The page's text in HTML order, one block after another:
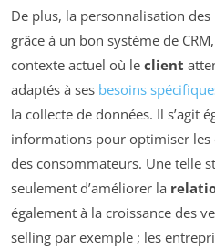
De plus, la personnalisation
grâce à un bon système de
contexte actuel où le client
adaptés à ses besoins
la collecte de données. Il s’agit
informations pour optimiser
des consommateurs. Une telle
seulement d’améliorer la
également à la croissance des
selling par exemple ; les